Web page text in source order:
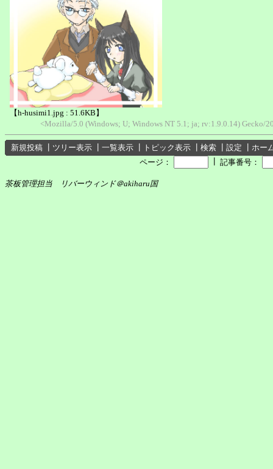
【h-husimi1.jpg : 51.6KB】
<Mozilla/5.0 (Windows; U; Windows NT 5.1; ja; rv:1.9.0.14) Gecko/
新規投稿 ツリー表示 一覧表示 トピック表示 検索 設定
ホー
ページ：
記事番号：
茶板管理担当 リバーウィンド＠akiharu国